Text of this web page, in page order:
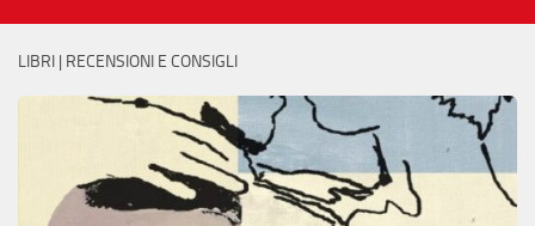
LIBRI | RECENSIONI E CONSIGLI